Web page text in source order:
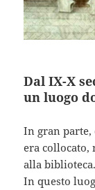
Dal IX-X
un luogo
In gran
era collocato,
alla biblioteca.
In questo